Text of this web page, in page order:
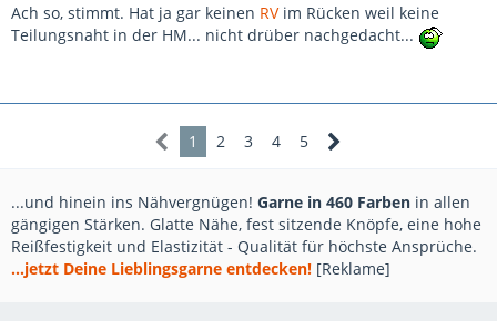
Ach so, stimmt. Hat ja gar keinen RVim Rücken weil keine
Teilungsnaht in der HM... nicht drüber nachgedacht...
1 2 3 4 5
...und hinein ins Nähvergnügen! Garne in 460 Farben in allen
gängigen Stärken. Glatte Nähe, fest sitzende Knöpfe, eine hohe
Reißfestigkeit und Elastizität - Qualität für höchste Ansprüche.
...jetzt Deine Lieblingsgarne entdecken! [Reklame]